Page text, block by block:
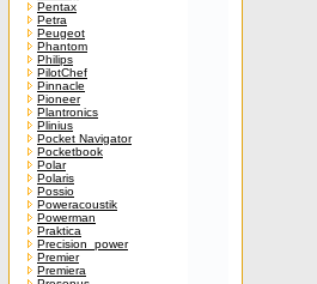
Pentax
Petra
Peugeot
Phantom
Philips
PilotChef
Pinnacle
Pioneer
Plantronics
Plinius
Pocket Navigator
Pocketbook
Polar
Polaris
Possio
Poweracoustik
Powerman
Praktica
Precision_power
Premier
Premiera